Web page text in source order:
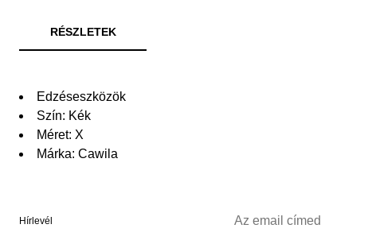
RÉSZLETEK
Edzéseszközök
Szín: Kék
Méret: X
Márka: Cawila
Hírlevél